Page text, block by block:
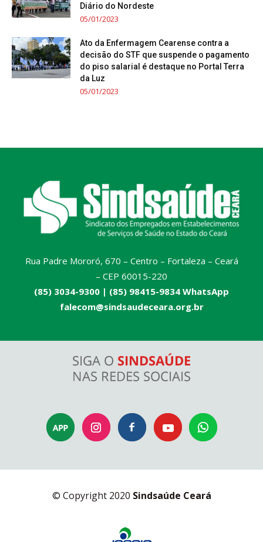
Diário do Nordeste
05/01/2023
Ato da Enfermagem Cearense contra a
decisão do STF que suspende o pagamento
do piso salarial é destaque no Portal Terra
da Luz
05/01/2023
Rua Padre Mororó, 670 – Centro – Fortaleza – Ceará
– CEP 60015-220
(85) 3034-9300 | (85) 98415-9834 WhatsApp
falecom@sindsaudeceara.org.br
© Copyright 2020 Sindsaúde Ceará